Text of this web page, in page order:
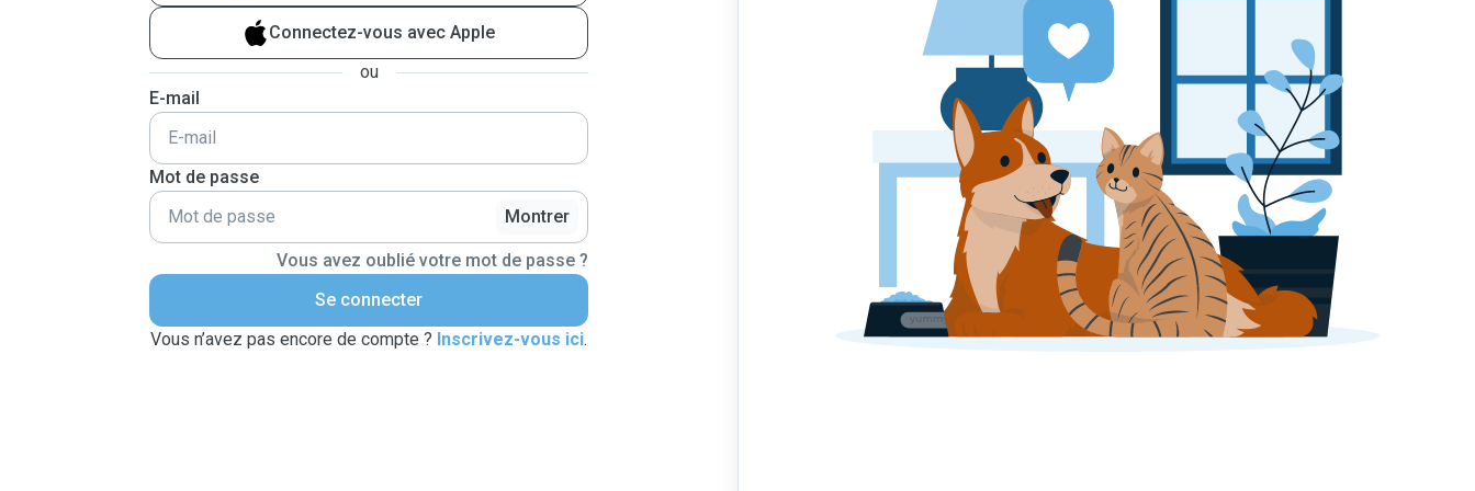
Connectez-vous avec Apple
ou
E-mail
Mot de passe
Montrer
Vous avez oublié votre mot de passe ?
Se connecter
Vous n’avez pas encore de compte ? Inscrivez-vous ici.